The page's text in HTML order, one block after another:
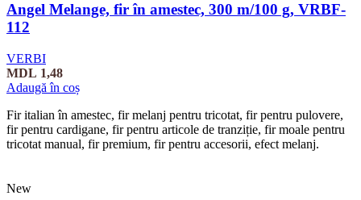
Angel Melange, fir în amestec, 300 m/100 g, VRBF-
112
VERBI
MDL 1,48
Adaugă în coș
Fir italian în amestec, fir melanj pentru tricotat, fir pentru pulovere,
fir pentru cardigane, fir pentru articole de tranziție, fir moale pentru
tricotat manual, fir premium, fir pentru accesorii, efect melanj.
New